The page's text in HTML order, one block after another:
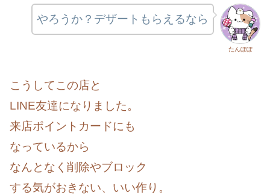
たんぽぽ
やろうか？デザートもらえるなら
こうしてこの店と
LINE友達になりました。
来店ポイントカードにも
なっているから
なんとなく削除やブロック
する気がおきない、いい作り。